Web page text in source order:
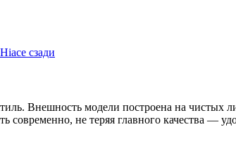
Внешность модели построена на чистых
не теряя главного качества —